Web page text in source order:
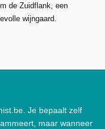
de Zuidflank, een
wijngaard.
Je bepaalt zelf
maar wanneer